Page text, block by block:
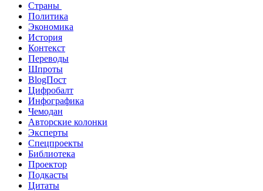
Страны
Политика
Экономика
История
Контекст
Переводы
Шпроты
BlogПост
Цифробалт
Инфографика
Чемодан
Авторские колонки
Эксперты
Спецпроекты
Библиотека
Проектор
Подкасты
Цитаты